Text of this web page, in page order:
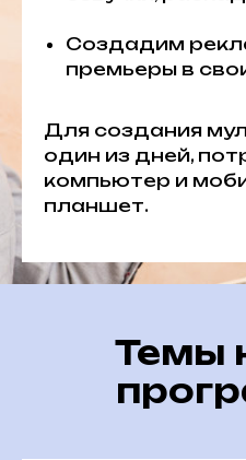
Создадим
премьеры в
Для создания
один из дней,
компьютер и
планшет.
Темы